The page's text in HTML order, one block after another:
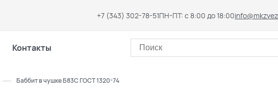
+7 (343) 302-78-51ПН-ПТ: с 8:00 до 18:00
Контакты
Баббит в чушке Б83С ГОСТ 1320-74